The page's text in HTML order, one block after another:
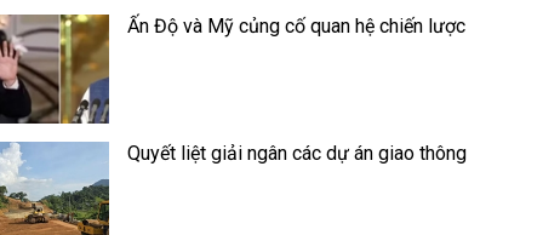
Ấn Độ và Mỹ củng cố quan hệ chiến lược
Quyết liệt giải ngân các dự án giao thông